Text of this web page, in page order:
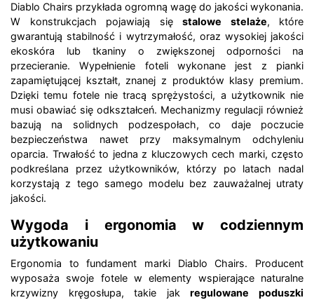
Diablo Chairs przykłada ogromną wagę do jakości wykonania.
W konstrukcjach pojawiają się stalowe stelaże, które
gwarantują stabilność i wytrzymałość, oraz wysokiej jakości
ekoskóra lub tkaniny o zwiększonej odporności na
przecieranie. Wypełnienie foteli wykonane jest z pianki
zapamiętującej kształt, znanej z produktów klasy premium.
Dzięki temu fotele nie tracą sprężystości, a użytkownik nie
musi obawiać się odkształceń. Mechanizmy regulacji również
bazują na solidnych podzespołach, co daje poczucie
bezpieczeństwa nawet przy maksymalnym odchyleniu
oparcia. Trwałość to jedna z kluczowych cech marki, często
podkreślana przez użytkowników, którzy po latach nadal
korzystają z tego samego modelu bez zauważalnej utraty
jakości.
Wygoda i ergonomia w codziennym
użytkowaniu
Ergonomia to fundament marki Diablo Chairs. Producent
wyposaża swoje fotele w elementy wspierające naturalne
krzywizny kręgosłupa, takie jakregulowane poduszki